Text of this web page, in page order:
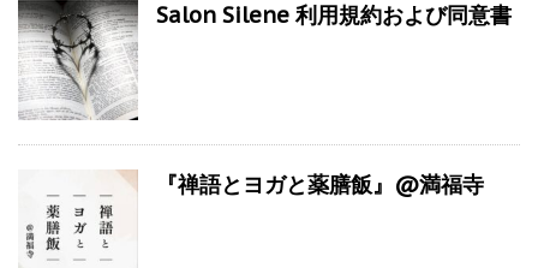
Salon Silene 利用規約および同意書
『禅語とヨガと薬膳飯』@満福寺